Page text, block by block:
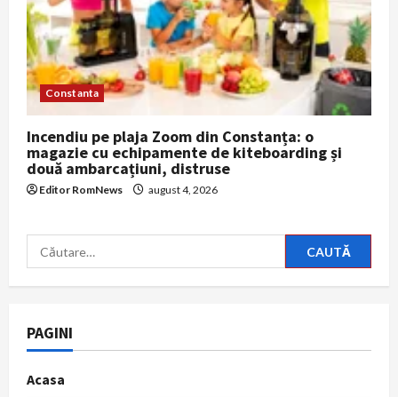
Constanta
Incendiu pe plaja Zoom din Constanța: o
magazie cu echipamente de kiteboarding și
două ambarcațiuni, distruse
Editor RomNews august 4, 2026
Caută
după:
PAGINI
Acasa